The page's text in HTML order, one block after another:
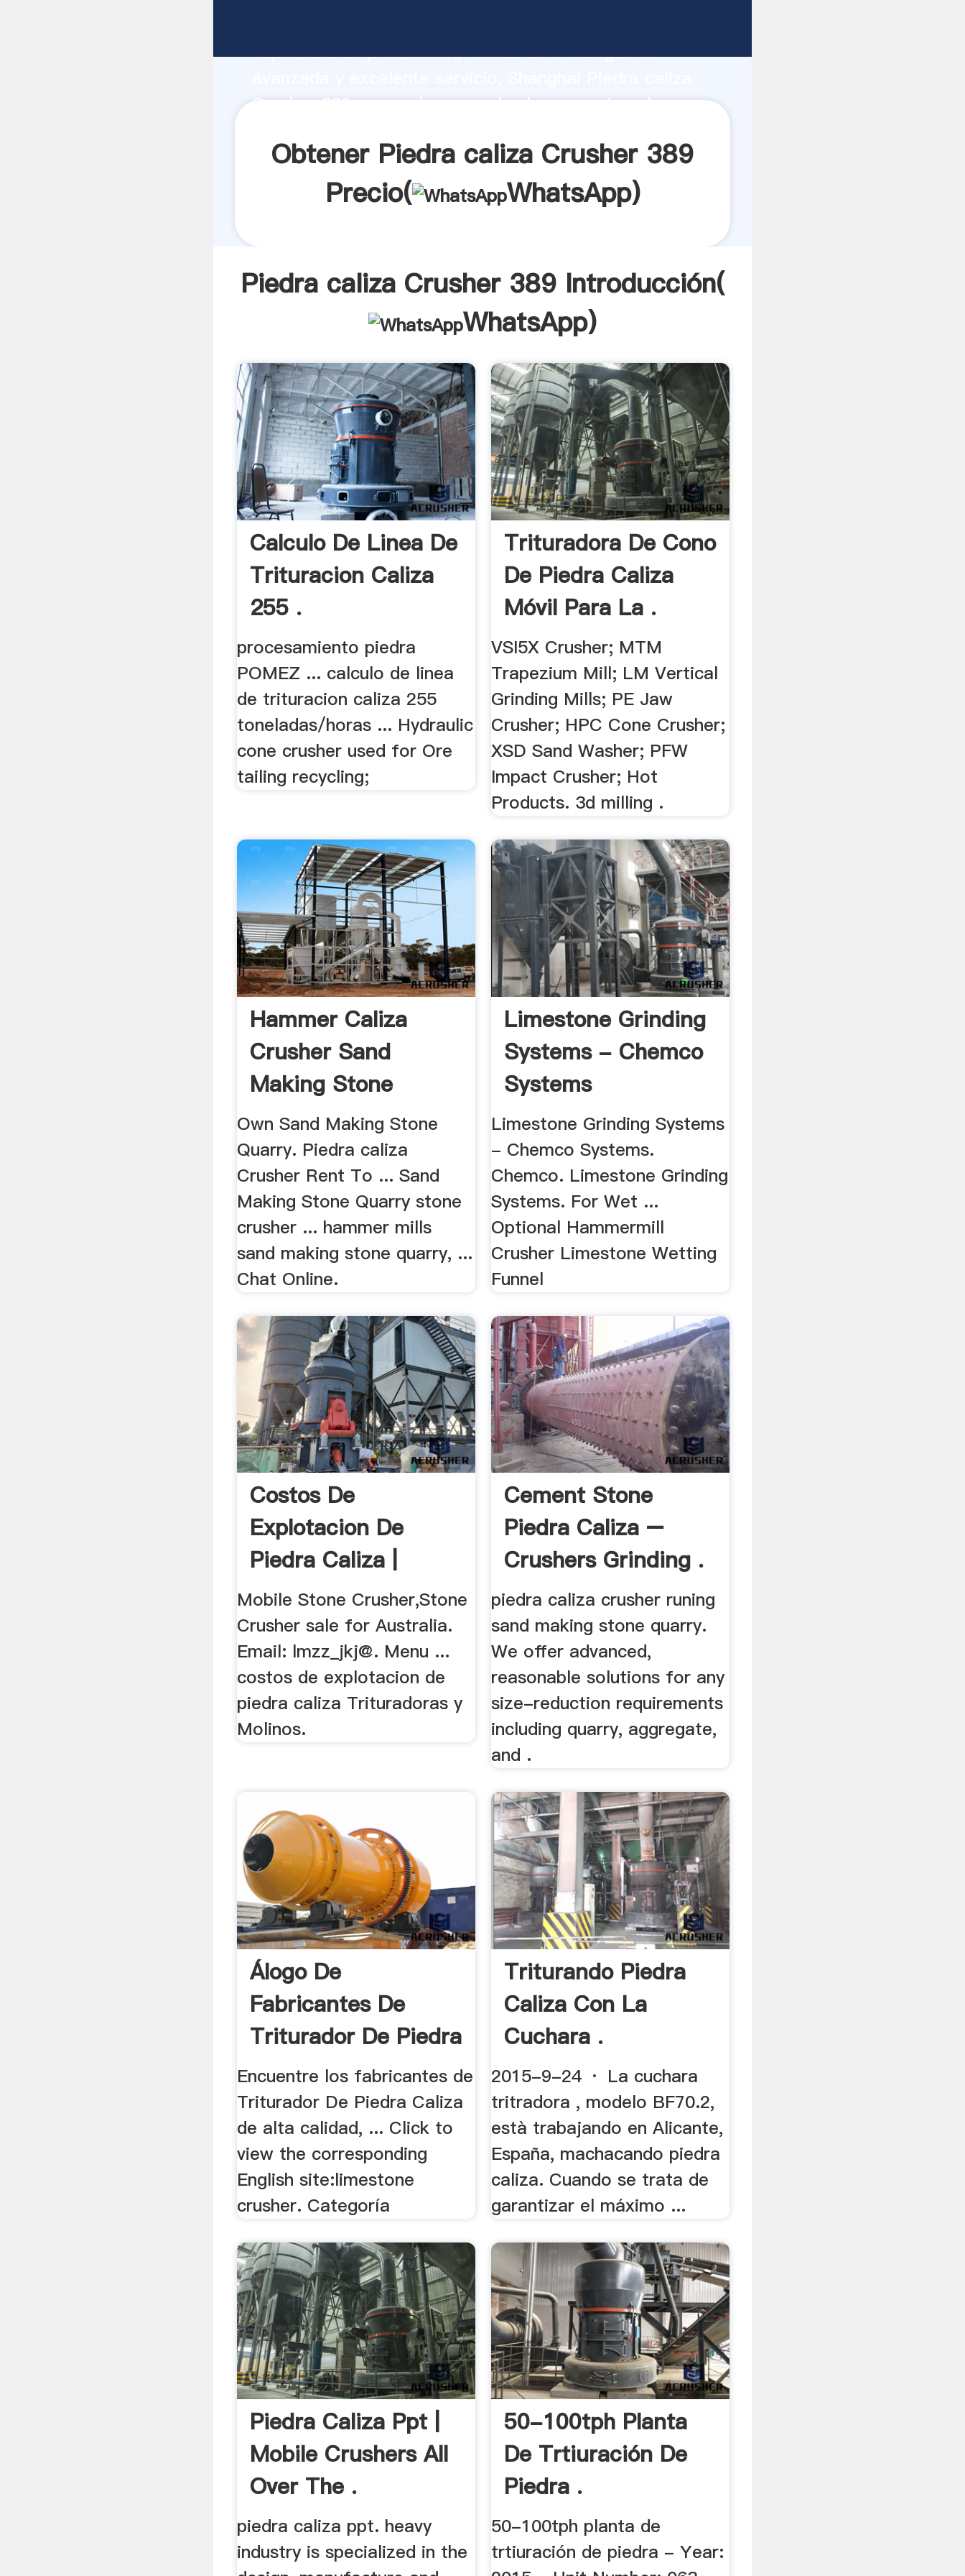
capacidad de producción, fuerza de investigación
Crusher 389 proveedor crea el valor y aporta valores a
Obtener Piedra caliza Crusher 389
Precio(
WhatsApp)
Piedra caliza Crusher 389 Introducción(
WhatsApp)
Calculo De Linea De
Trituracion Caliza
255 .
procesamiento piedra
POMEZ ... calculo de linea
de trituracion caliza 255
toneladas/horas ... Hydraulic
cone crusher used for Ore
tailing recycling;
Trituradora De Cono
De Piedra Caliza
Móvil Para La .
VSI5X Crusher; MTM
Trapezium Mill; LM Vertical
Grinding Mills; PE Jaw
Crusher; HPC Cone Crusher;
XSD Sand Washer; PFW
Impact Crusher; Hot
Products. 3d milling .
Hammer Caliza
Crusher Sand
Making Stone
Quarry
Own Sand Making Stone
Quarry. Piedra caliza
Crusher Rent To ... Sand
Making Stone Quarry stone
crusher ... hammer mills
sand making stone quarry, ...
Chat Online.
Limestone Grinding
Systems - Chemco
Systems
Limestone Grinding Systems
- Chemco Systems.
Chemco. Limestone Grinding
Systems. For Wet ...
Optional Hammermill
Crusher Limestone Wetting
Funnel
Costos De
Explotacion De
Piedra Caliza |
Stone .
Mobile Stone Crusher,Stone
Crusher sale for Australia.
Email: lmzz_jkj@. Menu ...
costos de explotacion de
piedra caliza Trituradoras y
Molinos.
Cement Stone
Piedra Caliza –
Crushers Grinding .
piedra caliza crusher runing
sand making stone quarry.
We offer advanced,
reasonable solutions for any
size-reduction requirements
including quarry, aggregate,
and .
Álogo De
Fabricantes De
Triturador De Piedra
.
Encuentre los fabricantes de
Triturador De Piedra Caliza
de alta calidad, ... Click to
view the corresponding
English site:limestone
crusher. Categoría
Triturando Piedra
Caliza Con La
Cuchara .
2015-9-24 · La cuchara
tritradora , modelo BF70.2,
està trabajando en Alicante,
España, machacando piedra
caliza. Cuando se trata de
garantizar el máximo ...
Piedra Caliza Ppt |
Mobile Crushers All
Over The .
piedra caliza ppt. heavy
industry is specialized in the
50-100tph Planta
De Trtiuración De
Piedra .
50-100tph planta de
trtiuración de piedra - Year: